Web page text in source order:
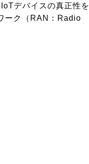
デバイスの真正性を
ーク（RAN：Radio